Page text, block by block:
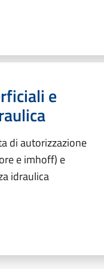
e
di autorizzazione
e imhoff) e
idraulica